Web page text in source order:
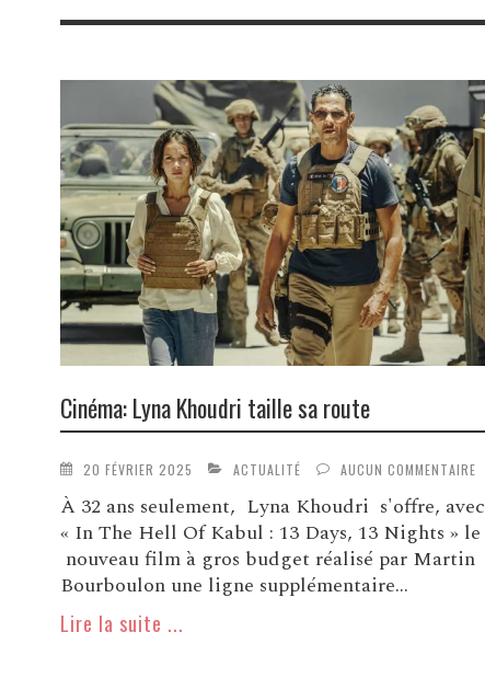
Cinéma: Lyna Khoudri taille sa route
20 FÉVRIER 2025 ACTUALITÉ AUCUN COMMENTAIRE
À 32 ans seulement, Lyna Khoudri s'offre, avec
« In The Hell Of Kabul : 13 Days, 13 Nights » le
nouveau film à gros budget réalisé par Martin
Bourboulon une ligne supplémentaire...
Lire la suite ...